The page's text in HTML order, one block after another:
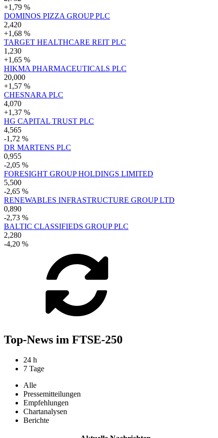
+1,79 %
DOMINOS PIZZA GROUP PLC
2,420
+1,68 %
TARGET HEALTHCARE REIT PLC
1,230
+1,65 %
HIKMA PHARMACEUTICALS PLC
20,000
+1,57 %
CHESNARA PLC
4,070
+1,37 %
HG CAPITAL TRUST PLC
4,565
-1,72 %
DR MARTENS PLC
0,955
-2,05 %
FORESIGHT GROUP HOLDINGS LIMITED
5,500
-2,65 %
RENEWABLES INFRASTRUCTURE GROUP LTD
0,890
-2,73 %
BALTIC CLASSIFIEDS GROUP PLC
2,280
-4,20 %
Top-News im FTSE-250
24 h
7 Tage
Alle
Pressemitteilungen
Empfehlungen
Chartanalysen
Berichte